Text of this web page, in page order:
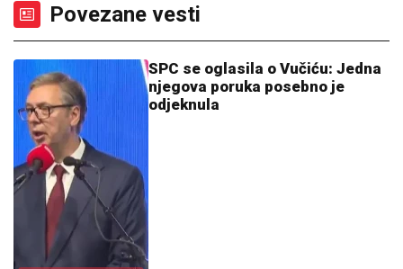
Povezane vesti
SPC se oglasila o Vučiću: Jedna
njegova poruka posebno je
odjeknula